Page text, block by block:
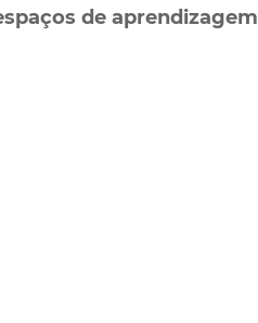
de aprendizagem